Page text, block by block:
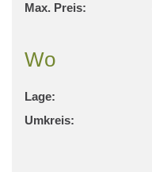
Max. Preis:
Wo
Lage:
Umkreis: